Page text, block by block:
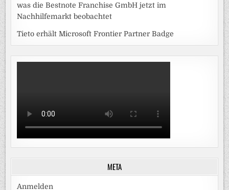
was die Bestnote Franchise GmbH jetzt im
Nachhilfemarkt beobachtet
Tieto erhält Microsoft Frontier Partner Badge
META
Anmelden